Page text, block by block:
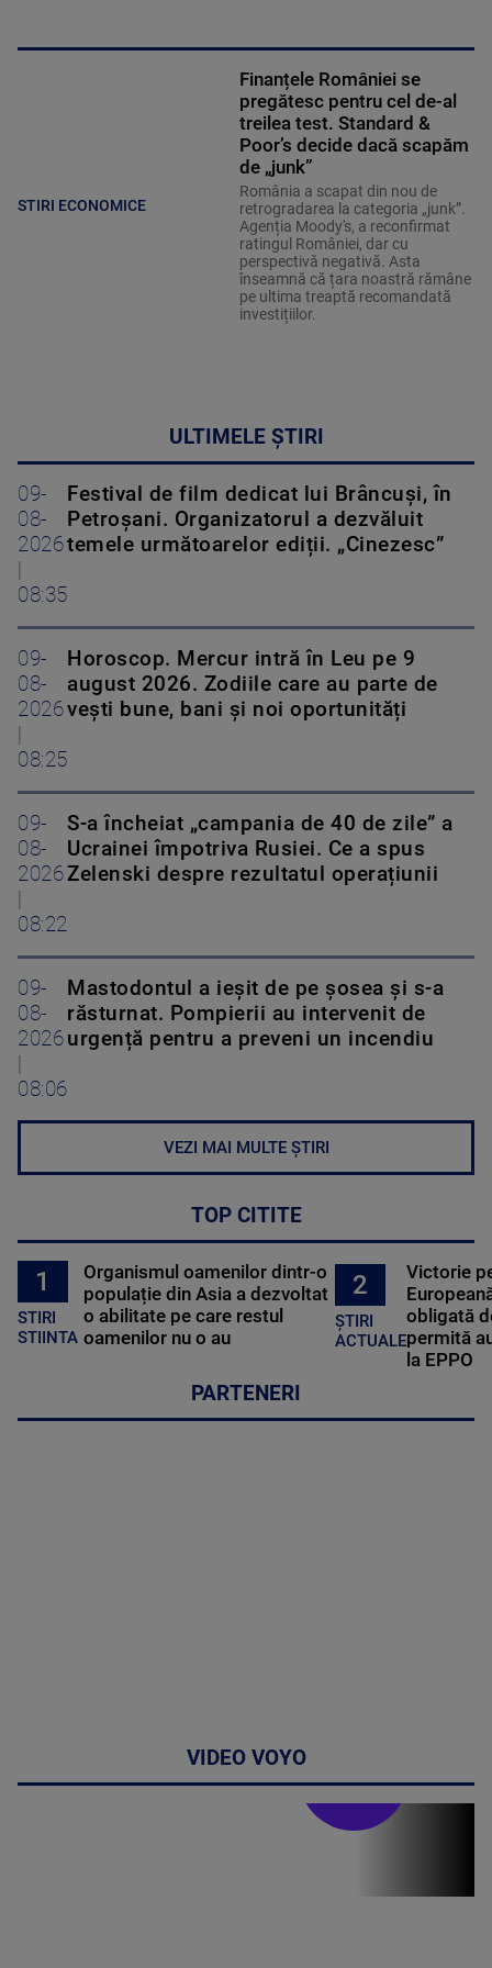
STIRI ECONOMICE
Finanțele României se
pregătesc pentru cel de-al
treilea test. Standard &
Poor’s decide dacă scapăm
de „junk”
România a scapat din nou de
retrogradarea la categoria „junk”.
Agenția Moody's, a reconfirmat
ratingul României, dar cu
perspectivă negativă. Asta
înseamnă că țara noastră rămâne
pe ultima treaptă recomandată
investițiilor.
ULTIMELE ȘTIRI
09-
08-
2026
08:35
Festival de film dedicat lui Brâncuși, în
Petroșani. Organizatorul a dezvăluit
temele următoarelor ediții. „Cinezesc”
09-
08-
2026
08:25
Horoscop. Mercur intră în Leu pe 9
august 2026. Zodiile care au parte de
vești bune, bani și noi oportunități
09-
08-
2026
08:22
S-a încheiat „campania de 40 de zile” a
Ucrainei împotriva Rusiei. Ce a spus
Zelenski despre rezultatul operațiunii
09-
08-
2026
08:06
Mastodontul a ieșit de pe șosea și s-a
răsturnat. Pompierii au intervenit de
urgență pentru a preveni un incendiu
VEZI MAI MULTE ȘTIRI
TOP CITITE
1
STIRI
STIINTA
Organismul oamenilor dintr-o
populație din Asia a dezvoltat
o abilitate pe care restul
oamenilor nu o au
2
ȘTIRI
ACTUALE
Victorie
obligată
permită
la EPPO
PARTENERI
VIDEO VOYO